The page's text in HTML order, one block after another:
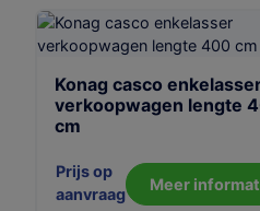
Konag casco
verkoopwagen lengte
cm
Prijs op
aanvraag
Meer